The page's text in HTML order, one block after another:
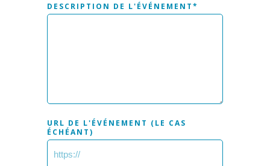
DESCRIPTION DE L'ÉVÉNEMENT*
URL DE L'ÉVÉNEMENT (LE CAS
ÉCHÉANT)